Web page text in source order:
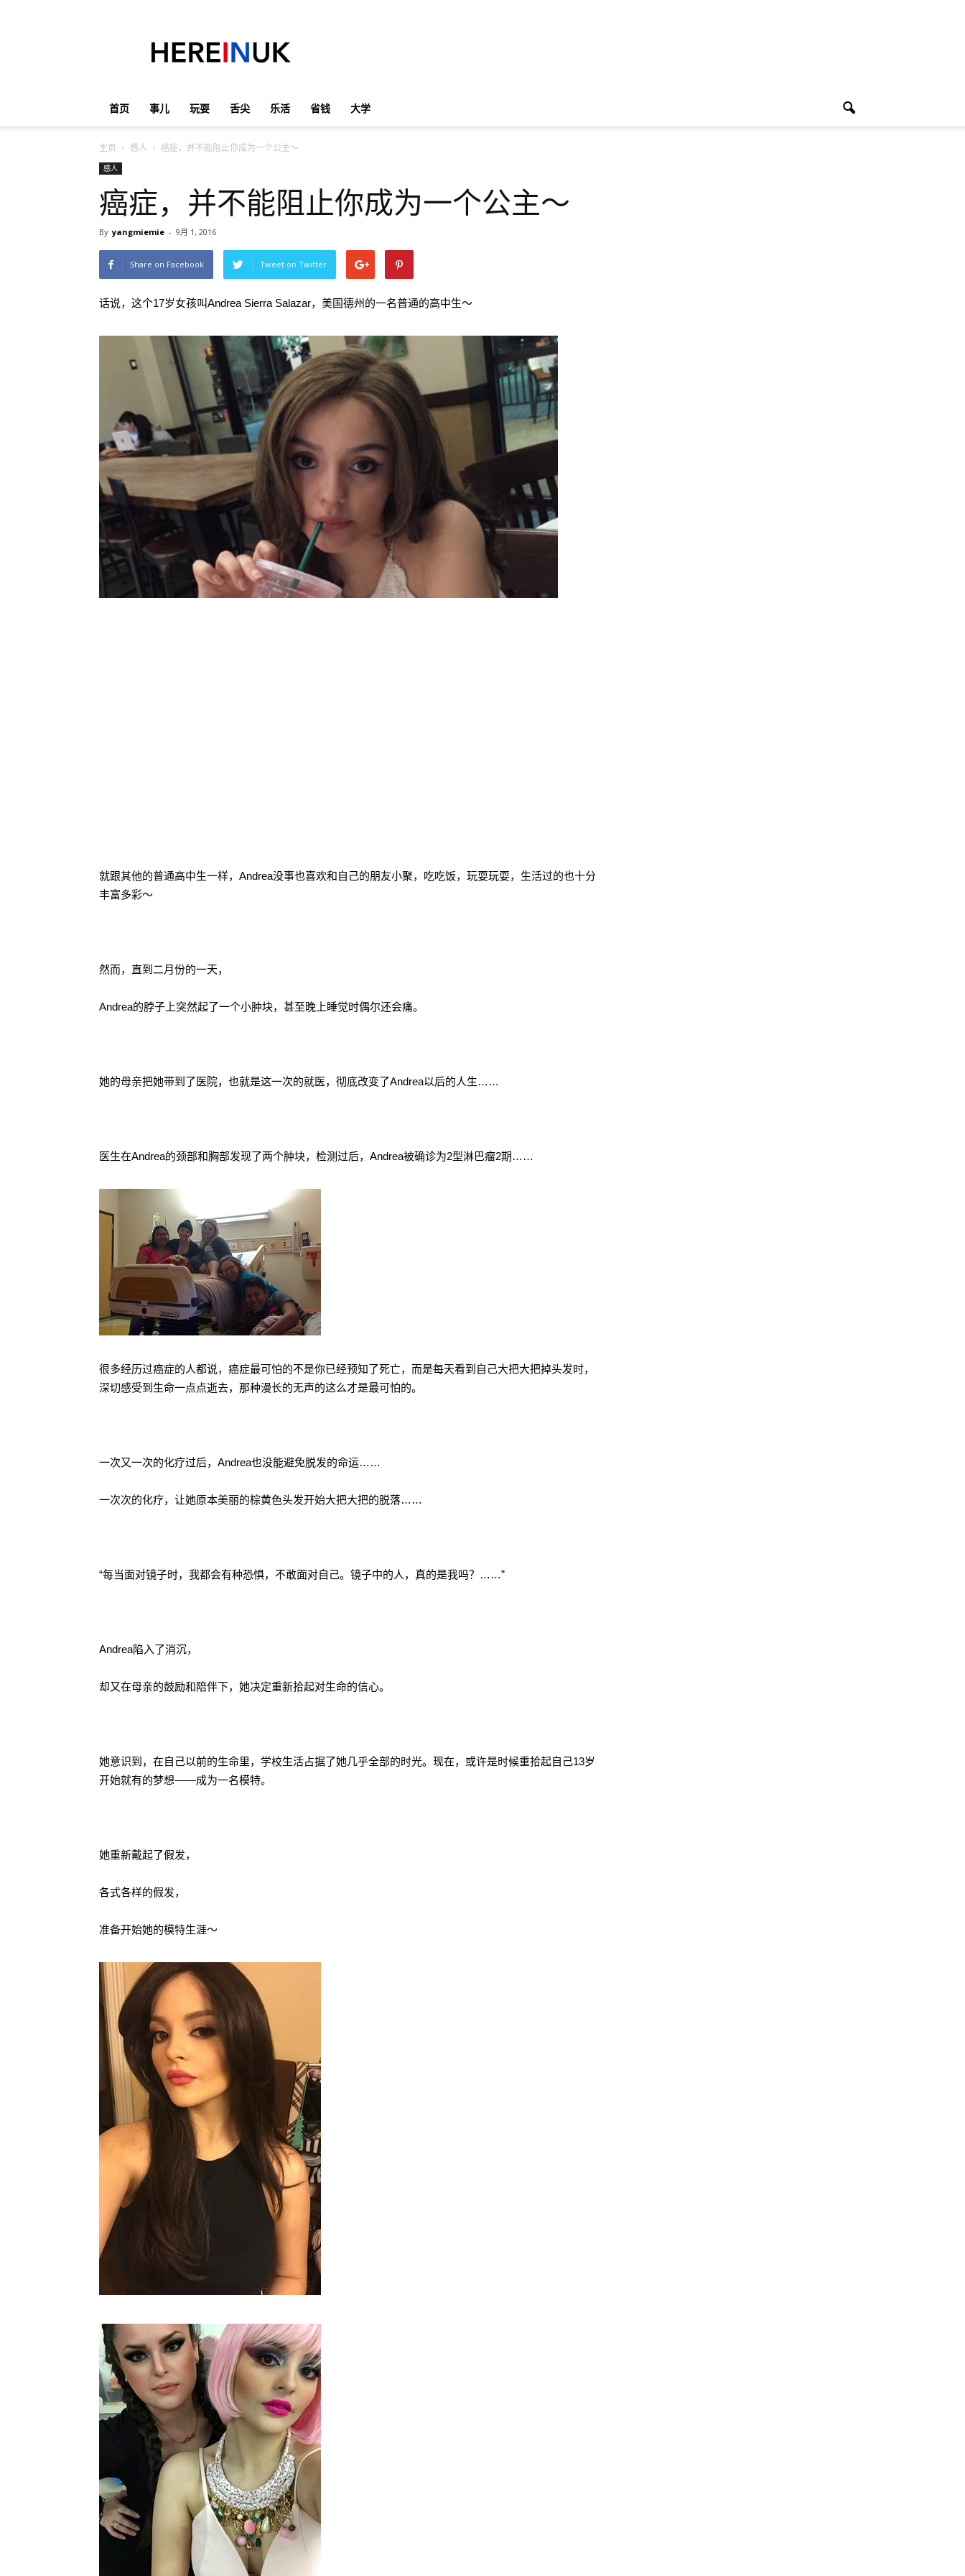
首页 事儿 玩耍 舌尖 乐活 省钱 大学
主页 感人 癌症，并不能阻止你成为一个公主～
感人
癌症，并不能阻止你成为一个公主～
By yangmiemie - 9月 1, 2016
Share on Facebook Tweet on Twitter
话说，这个17岁女孩叫Andrea Sierra Salazar，美国德州的一名普通的高中生～
就跟其他的普通高中生一样，Andrea没事也喜欢和自己的朋友小聚，吃吃饭，玩耍玩耍，生活过的也十分
丰富多彩～
然而，直到二月份的一天，
Andrea的脖子上突然起了一个小肿块，甚至晚上睡觉时偶尔还会痛。
她的母亲把她带到了医院，也就是这一次的就医，彻底改变了Andrea以后的人生……
医生在Andrea的颈部和胸部发现了两个肿块，检测过后，Andrea被确诊为2型淋巴瘤2期……
很多经历过癌症的人都说，癌症最可怕的不是你已经预知了死亡，而是每天看到自己大把大把掉头发时，
深切感受到生命一点点逝去，那种漫长的无声的这么才是最可怕的。
一次又一次的化疗过后，Andrea也没能避免脱发的命运……
一次次的化疗，让她原本美丽的棕黄色头发开始大把大把的脱落……
“每当面对镜子时，我都会有种恐惧，不敢面对自己。镜子中的人，真的是我吗？……”
Andrea陷入了消沉，
却又在母亲的鼓励和陪伴下，她决定重新拾起对生命的信心。
她意识到，在自己以前的生命里，学校生活占据了她几乎全部的时光。现在，或许是时候重拾起自己13岁
开始就有的梦想——成为一名模特。
她重新戴起了假发，
各式各样的假发，
准备开始她的模特生涯～